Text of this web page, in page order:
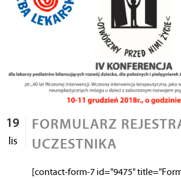
19
lis
FORMULARZ
UCZESTNIKA
[contact-form-7 id="9475"